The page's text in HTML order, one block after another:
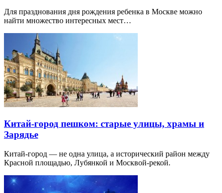
Для празднования дня рождения ребенка в Москве можно
найти множество интересных мест…
Китай-город пешком: старые улицы, храмы и
Зарядье
Китай-город — не одна улица, а исторический район между
Красной площадью, Лубянкой и Москвой-рекой.